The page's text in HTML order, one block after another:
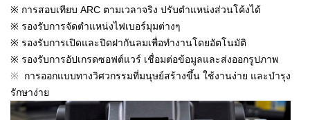
※ การสอบเทียบ ARC ตามเวลาจริง ปรับตำแหน่งส่วนโค้งได้
※ รองรับการจัดตำแหน่งไฟเบอร์มุมต่างๆ
※ รองรับการเปิดและปิดฝากันลมเพื่อทำงานโดยอัตโนมัติ
※ รองรับการอัปเกรดซอฟต์แวร์ เชื่อมต่อข้อมูลและส่งออกรูปภาพ
※ การออกแบบทางวิศวกรรมที่มนุษย์สร้างขึ้น ใช้งานง่าย และบำรุง
รักษาง่าย